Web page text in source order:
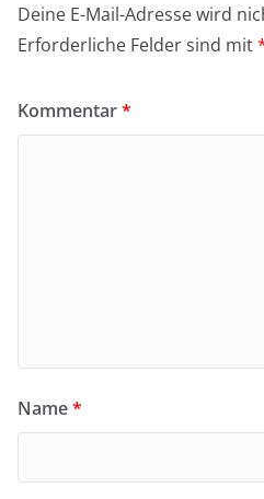
Deine E-Mail-Adresse wird
Erforderliche Felder sind mit
Kommentar*
Name*